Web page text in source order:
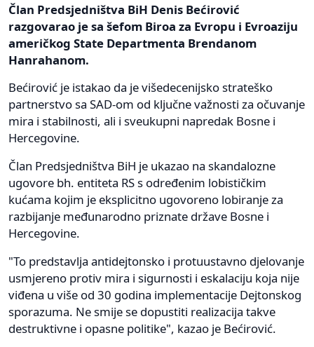
Član Predsjedništva BiH Denis Bećirović
razgovarao je sa šefom Biroa za Evropu i Evroaziju
američkog State Departmenta Brendanom
Hanrahanom.
Bećirović je istakao da je višedecenijsko strateško
partnerstvo sa SAD-om od ključne važnosti za očuvanje
mira i stabilnosti, ali i sveukupni napredak Bosne i
Hercegovine.
Član Predsjedništva BiH je ukazao na skandalozne
ugovore bh. entiteta RS s određenim lobističkim
kućama kojim je eksplicitno ugovoreno lobiranje za
razbijanje međunarodno priznate države Bosne i
Hercegovine.
"To predstavlja antidejtonsko i protuustavno djelovanje
usmjereno protiv mira i sigurnosti i eskalaciju koja nije
viđena u više od 30 godina implementacije Dejtonskog
sporazuma. Ne smije se dopustiti realizacija takve
destruktivne i opasne politike", kazao je Bećirović.